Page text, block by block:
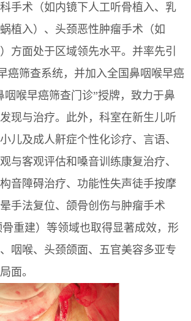
手术（如内镜下人工听骨植入、乳
植入）、头颈恶性肿瘤手术（如
方面处于区域领先水平。并率先引
癌筛查系统，并加入全国鼻咽喉早癌
咽喉早癌筛查门诊”授牌，致力于鼻
现与治疗。此外，科室在新生儿听
儿及成人鼾症个性化诊疗、言语、
与客观评估和嗓音训练康复治疗、
音障碍治疗、功能性失声徒手按摩
手法复位、颌骨创伤与肿瘤手术
骨重建）等领域也取得显著成效，形
咽喉、头颈颌面、五官美容多亚专
面。